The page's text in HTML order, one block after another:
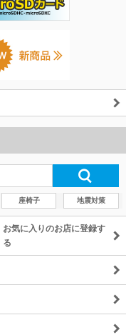
座椅子 地震対策
お気に入りのお店に登録す
る